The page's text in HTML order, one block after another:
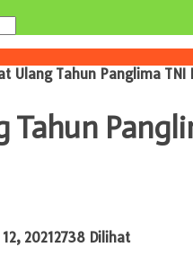
Ulang Tahun Panglima
Tahun
20212738 Dilihat